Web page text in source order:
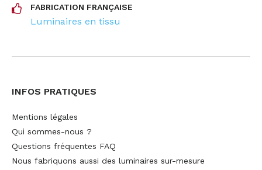
FABRICATION FRANÇAISE
Luminaires en tissu
INFOS PRATIQUES
Mentions légales
Qui sommes-nous ?
Questions fréquentes FAQ
Nous fabriquons aussi des luminaires sur-mesure